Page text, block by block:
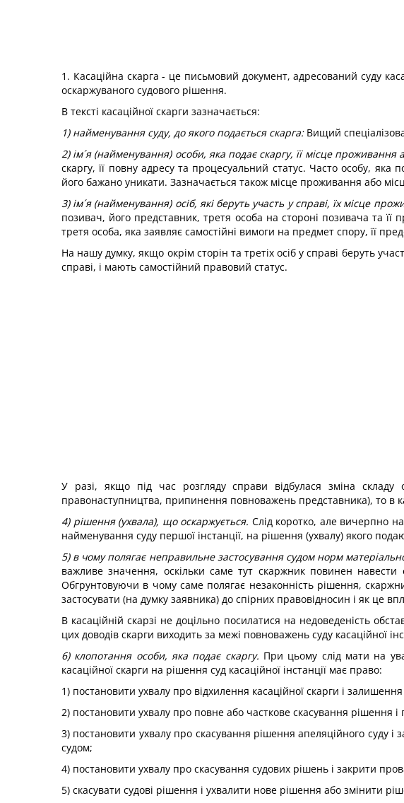
1. Касаційна скарга - це письмовий документ, адресований суду
оскаржуваного судового рішення.
В тексті касаційної скарги зазначається:
1) найменування суду, до якого подається скарга:Вищий
2) ім´я (найменування) особи, яка подає скаргу, її місце проживання
скаргу, її повну адресу та процесуальний статус. Часто особу,
його бажано уникати. Зазначається також місце проживання або
3) ім´я (найменування) осіб, які беруть участь у справі, їх місце
позивач, його представник, третя особа на стороні позивача та її
третя особа, яка заявляє самостійні вимоги на предмет спору, її
На нашу думку, якщо окрім сторін та третіх осіб у справі беруть
справі, і мають самостійний правовий статус.
У разі, якщо під час розгляду справи відбулася зміна складу
правонаступництва, припинення повноважень представника), то в
4) рішення (ухвала), що оскаржується. Слід коротко, але вичерпно
найменування суду першої інстанції, на рішення (ухвалу) якого
5) в чому полягає неправильне застосування судом норм
важливе значення, оскільки саме тут скаржник повинен
Обгрунтовуючи в чому саме полягає незаконність рішення,
застосувати (на думку заявника) до спірних правовідносин і як це
В касаційній скарзі не доцільно посилатися на недоведеність
цих доводів скарги виходить за межі повноважень суду касаційної
6) клопотання особи, яка подає скаргу. При цьому слід мати на
касаційної скарги на рішення суд касаційної інстанції має право:
1) постановити ухвалу про відхилення касаційної скарги і
2) постановити ухвалу про повне або часткове скасування рішення
3) постановити ухвалу про скасування рішення апеляційного суду
судом;
4) постановити ухвалу про скасування судових рішень і закрити
5) скасувати судові рішення і ухвалити нове рішення або змінити